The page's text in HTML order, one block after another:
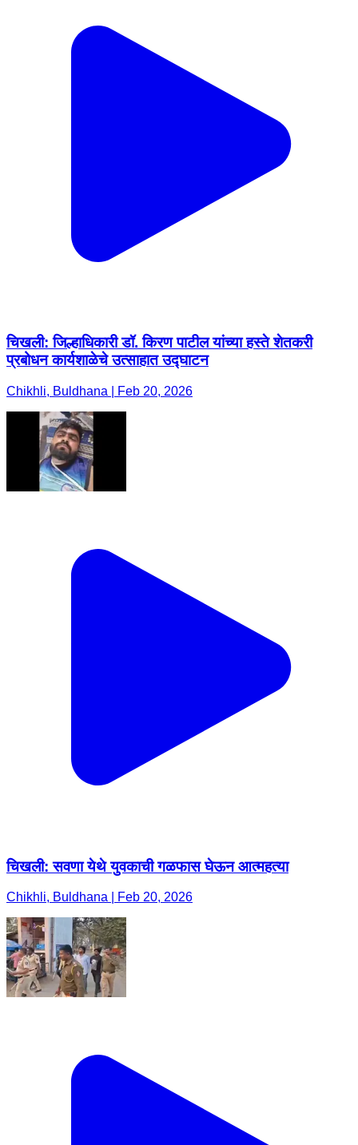
चिखली: जिल्हाधिकारी डॉ. किरण पाटील यांच्या हस्ते शेतकरी
प्रबोधन कार्यशाळेचे उत्साहात उद्घाटन
Chikhli, Buldhana | Feb 20, 2026
चिखली: सवणा येथे युवकाची गळफास घेऊन आत्महत्या
Chikhli, Buldhana | Feb 20, 2026